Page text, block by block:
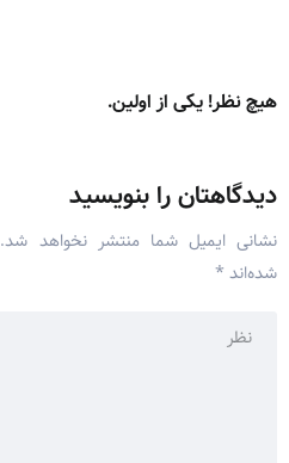
هیچ نظر! یکی از اولین.
دیدگاهتان را بنویسید
نشانی ایمیل شما منتشر نخواهد شد.
شده‌اند *